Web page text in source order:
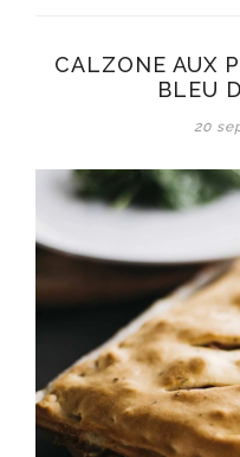
CALZONE AUX
BLEU
20